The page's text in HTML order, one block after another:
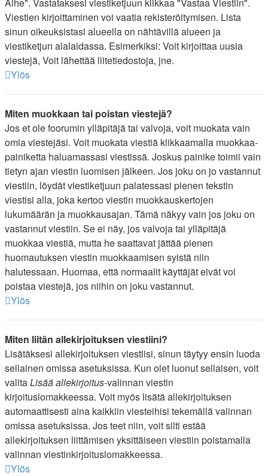
Viestien kirjoittaminen voi vaatia rekisteröitymisen. Lista
sinun oikeuksistasi alueella on nähtävillä alueen ja
viestiketjun alalaidassa. Esimerkiksi: Voit kirjoittaa uusia
viestejä, Voit lähettää liitetiedostoja, jne.
Ylös
Miten muokkaan tai poistan viestejä?
Jos et ole foorumin ylläpitäjä tai valvoja, voit muokata vain
omia viestejäsi. Voit muokata viestiä klikkaamalla muokkaa-
painiketta haluamassasi viestissä. Joskus painike toimii vain
tietyn ajan viestin luomisen jälkeen. Jos joku on jo vastannut
viestiin, löydät viestiketjuun palatessasi pienen tekstin
viestisi alla, joka kertoo viestin muokkauskertojen
lukumäärän ja muokkausajan. Tämä näkyy vain jos joku on
vastannut viestiin. Se ei näy, jos valvoja tai ylläpitäjä
muokkaa viestiä, mutta he saattavat jättää pienen
huomautuksen viestin muokkaamisen syistä niin
halutessaan. Huomaa, että normaalit käyttäjät eivät voi
poistaa viestejä, jos niihin on joku vastannut.
Ylös
Miten liitän allekirjoituksen viestiini?
Lisätäksesi allekirjoituksen viestiisi, sinun täytyy ensin luoda
sellainen omissa asetuksissa. Kun olet luonut sellaisen, voit
valitaLisää allekirjoitus-valinnan viestin
kirjoituslomakkeessa. Voit myös lisätä allekirjoituksen
automaattisesti aina kaikkiin viesteihisi tekemällä valinnan
omissa asetuksissa. Jos teet niin, voit silti estää
allekirjoituksen liittämisen yksittäiseen viestiin poistamalla
valinnan viestinkirjoituslomakkeessa.
Ylös